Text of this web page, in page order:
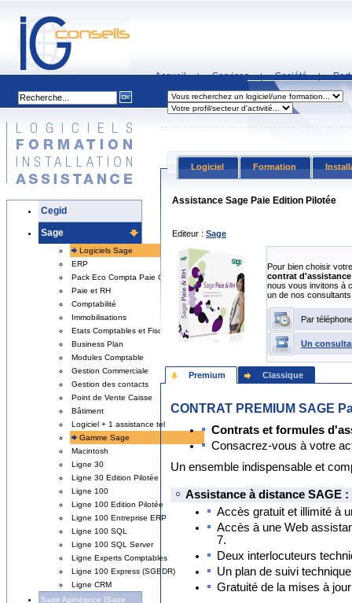
Accueil | Services | Société |
Cegid
Sage
Logiciels Sage
ERP
Pack Eco Compta Paie Gestion
Paie et RH
Comptabilité
Immobilisations
Etats Comptables et Fiscaux
Business Plan
Modules Comptable
Gestion Commerciale
Gestion des contacts
Point de Vente Caisse
Bâtiment
Logiciel + 1 assistance tel
Gamme Sage
Macintosh
Ligne 30
Ligne 30 Edition Pilotée
Ligne 100
Ligne 100 Edition Pilotée
Ligne 100 Entreprise ERP
Ligne 100 SQL
Ligne 100 SQL Server
Ligne Experts Comptables
Ligne 100 Express (SGBDR)
Ligne CRM
Sage Apinégoce (Sage
Logiciel Formation
Assistance Sage Paie Edition Pilotée
Editeur : Sage
Pour bien choisir votre
contrat
nous vous invitons à
un de nos consultants
Par
Un
Premium Classique
CONTRAT PREMIUM SAGE
Contrats et formules
Consacrez-vous à votre
Un ensemble indispensable et
Assistance à distance SAGE :
Accès gratuit et illimité à
Accès à une Web
7.
Deux interlocuteurs
Un plan de suivi
Gratuité de la mises à